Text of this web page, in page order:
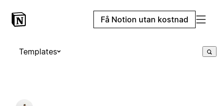
Få Notion utan kostnad
Templates